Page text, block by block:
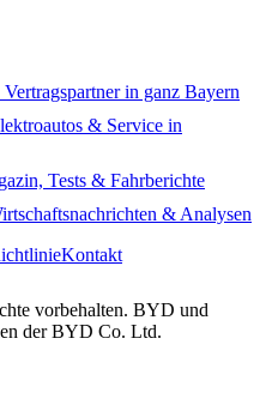
in ganz Bayern
& Service in
Tests & Fahrberichte
& Analysen
Kontakt
vorbehalten. BYD und
der BYD Co. Ltd.